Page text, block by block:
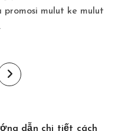
mulut ke mulut
dẫn chi tiết cách